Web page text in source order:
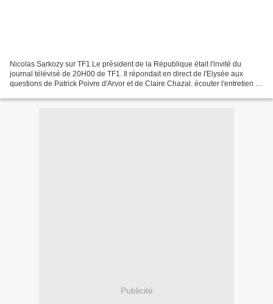
Nicolas Sarkozy sur TF1 Le président de la République était l'invité du
journal télévisé de 20H00 de TF1. Il répondait en direct de l'Elysée aux
questions de Patrick Poivre d'Arvor et de Claire Chazal. écouter l'entretien :
Publicité